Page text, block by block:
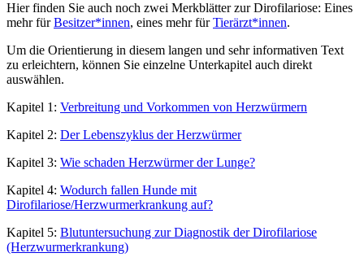
Hier finden Sie auch noch zwei Merkblätter zur Dirofilariose: Eines
mehr fürBesitzer*innen, eines mehr fürTierärzt*innen.
Um die Orientierung in diesem langen und sehr informativen Text
zu erleichtern, können Sie einzelne Unterkapitel auch direkt
auswählen.
Kapitel 1: Verbreitung und Vorkommen von Herzwürmern
Kapitel 2: Der Lebenszyklus der Herzwürmer
Kapitel 3: Wie schaden Herzwürmer der Lunge?
Kapitel 4: Wodurch fallen Hunde mit
Dirofilariose/Herzwurmerkrankung auf?
Kapitel 5: Blutuntersuchung zur Diagnostik der Dirofilariose
(Herzwurmerkrankung)